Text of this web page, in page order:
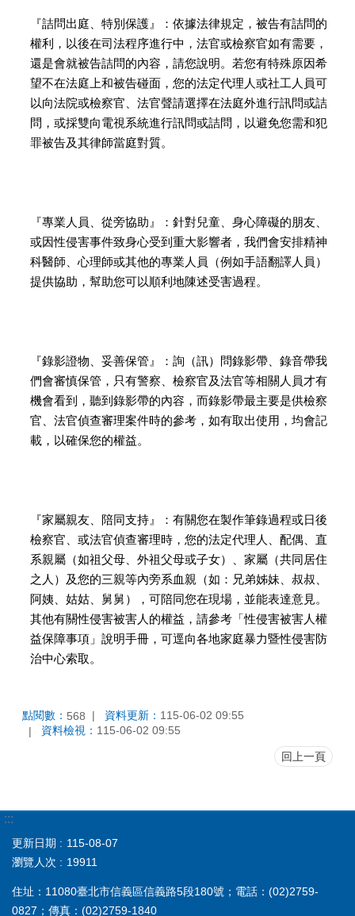
『詰問出庭、特別保護』：依據法律規定，被告有詰問的
權利，以後在司法程序進行中，法官或檢察官如有需要，
還是會就被告詰問的內容，請您說明。若您有特殊原因希
望不在法庭上和被告碰面，您的法定代理人或社工人員可
以向法院或檢察官、法官聲請選擇在法庭外進行訊問或詰
問，或採雙向電視系統進行訊問或詰問，以避免您需和犯
罪被告及其律師當庭對質。
『專業人員、從旁協助』：針對兒童、身心障礙的朋友、
或因性侵害事件致身心受到重大影響者，我們會安排精神
科醫師、心理師或其他的專業人員（例如手語翻譯人員）
提供協助，幫助您可以順利地陳述受害過程。
『錄影證物、妥善保管』：詢（訊）問錄影帶、錄音帶我
們會審慎保管，只有警察、檢察官及法官等相關人員才有
機會看到，聽到錄影帶的內容，而錄影帶最主要是供檢察
官、法官偵查審理案件時的參考，如有取出使用，均會記
載，以確保您的權益。
『家屬親友、陪同支持』：有關您在製作筆錄過程或日後
檢察官、或法官偵查審理時，您的法定代理人、配偶、直
系親屬（如祖父母、外祖父母或子女）、家屬（共同居住
之人）及您的三親等內旁系血親（如：兄弟姊妹、叔叔、
阿姨、姑姑、舅舅），可陪同您在現場，並能表達意見。
其他有關性侵害被害人的權益，請參考「性侵害被害人權
益保障事項」說明手冊，可逕向各地家庭暴力暨性侵害防
治中心索取。
點閱數： 568 資料更新： 115-06-02 09:55
資料檢視： 115-06-02 09:55
回上一頁
:::
更新日期
115-08-07
瀏覽人次
19911
住址：11080臺北市信義區信義路5段180號；電話：(02)2759-
0827；傳真：(02)2759-1840